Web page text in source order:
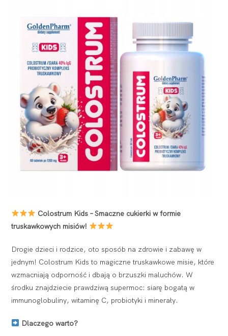
Colostrum Kids – Smaczne cukierki w formie
truskawkowych misiów!
Drogie dzieci i rodzice, oto sposób na zdrowie i zabawę w
jednym! Colostrum Kids to magiczne truskawkowe misie, które
wzmacniają odporność i dbają o brzuszki maluchów. W
środku znajdziecie prawdziwą supermoc: siarę bogatą w
immunoglobuliny, witaminę C, probiotyki i minerały.
Dlaczego warto?